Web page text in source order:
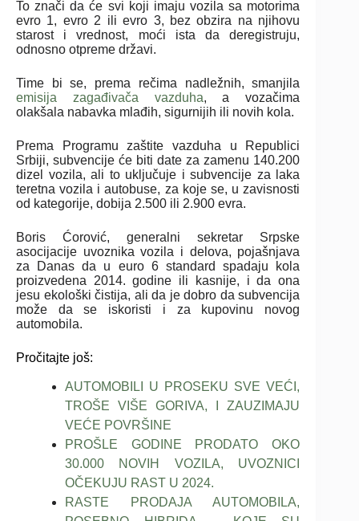
To znači da će svi koji imaju vozila sa motorima
evro 1, evro 2 ili evro 3, bez obzira na njihovu
starost i vrednost, moći ista da deregistruju,
odnosno otpreme državi.
Time bi se, prema rečima nadležnih, smanjila
emisija zagađivača vazduha, a vozačima
olakšala nabavka mlađih, sigurnijih ili novih kola.
Prema Programu zaštite vazduha u Republici
Srbiji, subvencije će biti date za zamenu 140.200
dizel vozila, ali to uključuje i subvencije za laka
teretna vozila i autobuse, za koje se, u zavisnosti
od kategorije, dobija 2.500 ili 2.900 evra.
Boris Ćorović, generalni sekretar Srpske
asocijacije uvoznika vozila i delova, pojašnjava
za Danas da u euro 6 standard spadaju kola
proizvedena 2014. godine ili kasnije, i da ona
jesu ekološki čistija, ali da je dobro da subvencija
može da se iskoristi i za kupovinu novog
automobila.
Pročitajte još:
AUTOMOBILI U PROSEKU SVE VEĆI,
TROŠE VIŠE GORIVA, I ZAUZIMAJU
VEĆE POVRŠINE
PROŠLE GODINE PRODATO OKO
30.000 NOVIH VOZILA, UVOZNICI
OČEKUJU RAST U 2024.
RASTE PRODAJA AUTOMOBILA,